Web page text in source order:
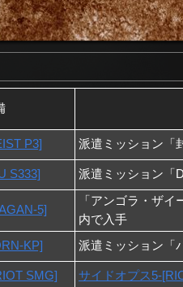
P3] 派遣ミッション「
S333] 派遣ミッション「
5]
「アンゴラ・ザ
内で入手
KP] 派遣ミッション「
SMG] サイドオプス5-